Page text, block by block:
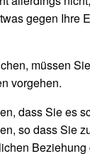
gegen Ihre
müssen
vorgehen.
dass Sie es
so dass Sie
Beziehung